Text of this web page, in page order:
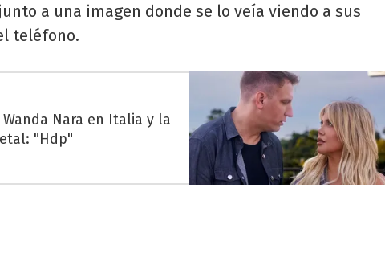
a una imagen donde se lo veía viendo a sus
teléfono.
Nara en Italia y la
"Hdp"